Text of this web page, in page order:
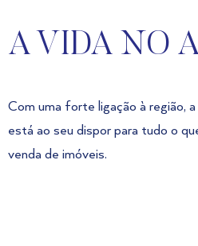
A VIDA NO
Com uma forte ligação à região,
está ao seu dispor para tudo o
venda de imóveis.